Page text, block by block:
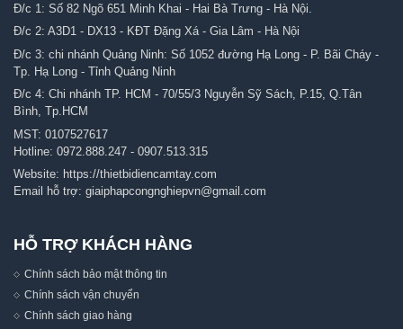
Đ/c 1: Số 82 Ngõ 651 Minh Khai - Hai Bà Trưng - Hà Nội.
Đ/c 2: A3D1 - DX13 - KĐT Đặng Xá - Gia Lâm - Hà Nội
Đ/c 3: chi nhánh Quảng Ninh: Số 1052 đường Hạ Long - P. Bãi Cháy -
Tp. Hạ Long - Tỉnh Quảng Ninh
Đ/c 4: Chi nhánh TP. HCM - 70/55/3 Nguyễn Sỹ Sách, P.15, Q.Tân
Bình, Tp.HCM
MST: 0107527617
Hotline: 0972.888.247 - 0907.513.315
Website: https://thietbidiencamtay.com
Email hỗ trợ: giaiphapcongnghiepvn@gmail.com
HỖ TRỢ KHÁCH HÀNG
Chính sách bảo mật thông tin
Chính sách vận chuyển
Chính sách giao hàng